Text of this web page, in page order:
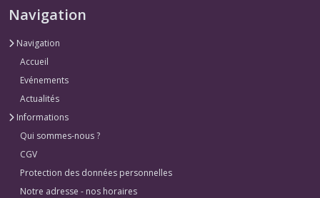
Navigation
Navigation
Accueil
Evénements
Actualités
Informations
Qui sommes-nous ?
CGV
Protection des données personnelles
Notre adresse - nos horaires